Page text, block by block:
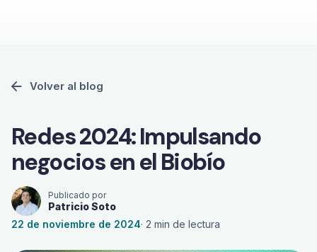
Volver al blog
Redes 2024: Impulsando
negocios en el Biobío
Publicado por
Patricio Soto
22 de noviembre de 2024· 2 min de lectura